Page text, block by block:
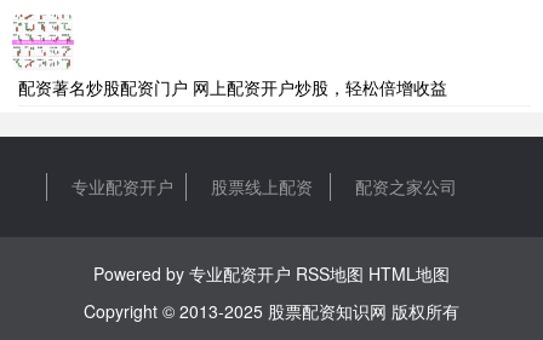
配资著名炒股配资门户 网上配资开户炒股，轻松倍增收益
专业配资开户 股票线上配资 配资之家公司
Powered by 专业配资开户 RSS地图 HTML地图
Copyright © 2013-2025 股票配资知识网 版权所有